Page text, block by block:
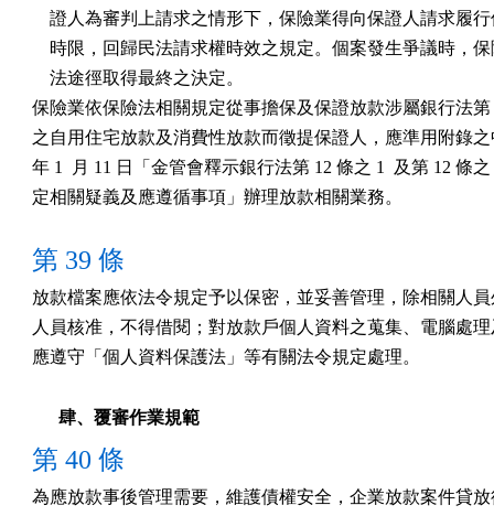
證人為審判上請求之情形下，保險業得向保證人請求履
時限，回歸民法請求權時效之規定。個案發生爭議時，
    法途徑取得最終之決定。
保險業依保險法相關規定從事擔保及保證放款涉屬銀行法第
之自用住宅放款及消費性放款而徵提保證人，應準用附錄之
年 1  月 11 日「金管會釋示銀行法第 12 條之 1  及第 12 條之
定相關疑義及應遵循事項」辦理放款相關業務。
第 39 條
放款檔案應依法令規定予以保密，並妥善管理，除相關人
人員核准，不得借閱；對放款戶個人資料之蒐集、電腦處
應遵守「個人資料保護法」等有關法令規定處理。
肆、覆審作業規範
第 40 條
為應放款事後管理需要，維護債權安全，企業放款案件貸